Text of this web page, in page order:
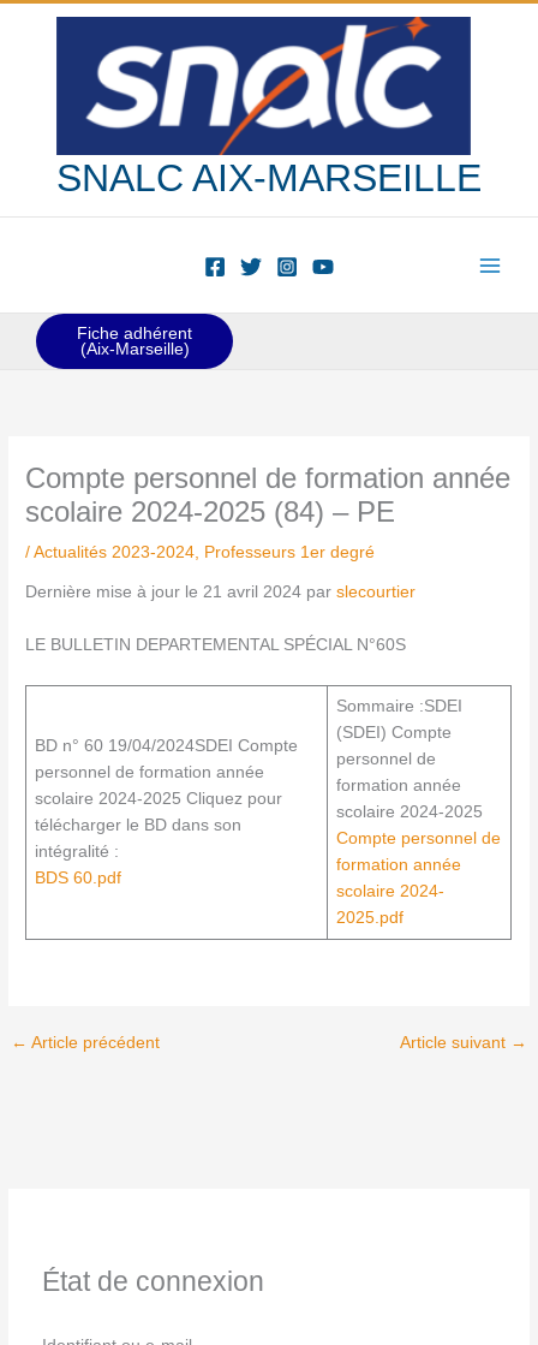
SNALC AIX-MARSEILLE
Fiche adhérent
(Aix-Marseille)
Compte personnel de formation année
scolaire 2024-2025 (84) – PE
/Actualités 2023-2024 Professeurs 1er degré
Dernière mise à jour le 21 avril 2024 parslecourtier
LE BULLETIN DEPARTEMENTAL SPÉCIAL N°60S
BD n° 60 19/04/2024SDEI Compte
personnel de formation année
scolaire 2024-2025 Cliquez pour
télécharger le BD dans son
intégralité :
BDS 60.pdf
Sommaire :SDEI
(SDEI) Compte
personnel de
formation année
scolaire 2024-2025
Compte personnel de
formation année
scolaire 2024-
2025.pdf
← Article précédent Article suivant →
État de connexion